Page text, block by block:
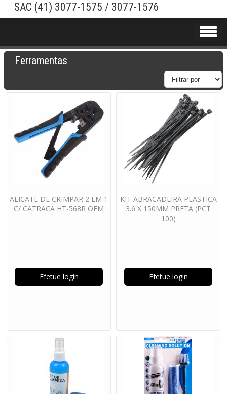
SAC (41) 3077-1575 / 3077-1576
Ferramentas
ALICATE DE CRIMPAR 2 EM 1
C/ CATRACA HT-568R OEM
Efetue login
KIT ABRACADEIRA PLASTICA
3.6 X 150MM PRETA (PCT
100)
Efetue login